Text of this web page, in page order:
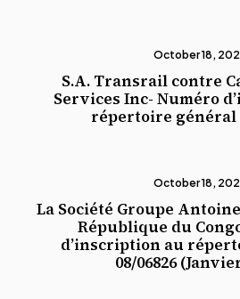
October 18,
S.A. Transrail contre
Services Inc- Numéro
répertoire général :
October 18,
La Société Groupe
République du
d’inscription au
08/06826